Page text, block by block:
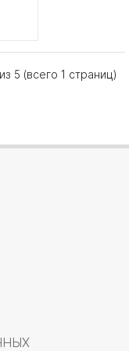
5 (всего 1 страниц)